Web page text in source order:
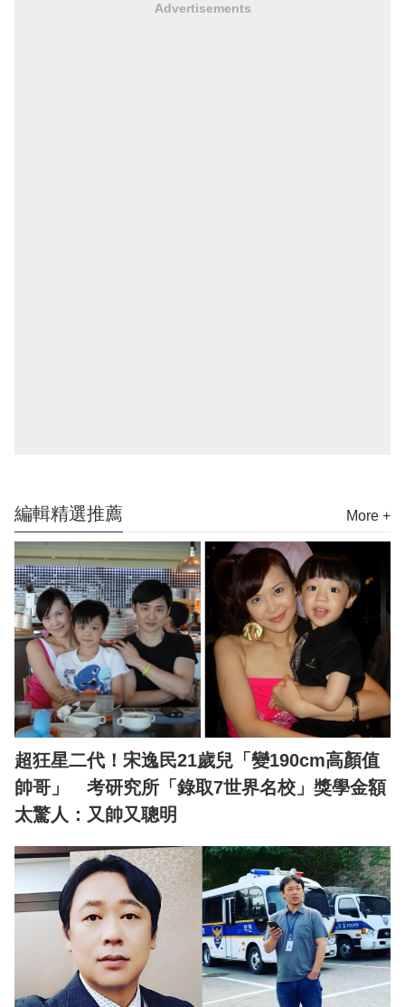
Advertisements
編輯精選推薦 More +
超狂星二代！宋逸民21歲兒「變190cm高顏值
帥哥」 考研究所「錄取7世界名校」獎學金額
太驚人：又帥又聰明